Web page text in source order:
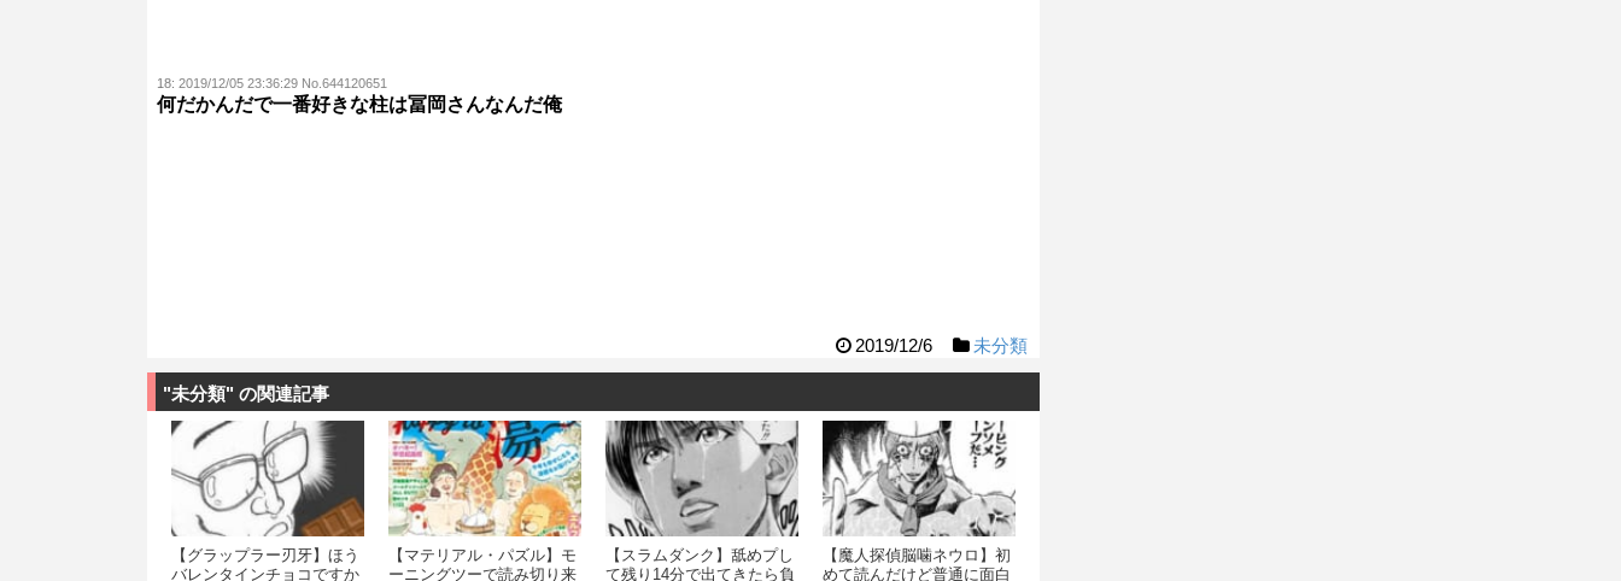
18: 2019/12/05 23:36:29 No.644120651
何だかんだで一番好きな柱は冨岡さんなんだ俺
2019/12/6 未分類
"未分類" の関連記事
【グラップラー刃牙】ほう
バレンタインチョコですか
【マテリアル・パズル】モ
ーニングツーで読み切り来
【スラムダンク】舐めプし
て残り14分で出てきたら負
【魔人探偵脳噛ネウロ】初
めて読んだけど普通に面白